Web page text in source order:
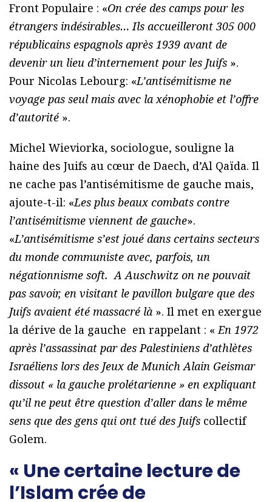
Front Populaire : «On crée des camps pour les
étrangers indésirables… Ils accueilleront 305 000
républicains espagnols après 1939 avant de
devenir un lieu d’internement pour les Juifs ».
Pour Nicolas Lebourg: «L’antisémitisme ne
voyage pas seul mais avec la xénophobie et l’offre
d’autorité ».
Michel Wieviorka, sociologue, souligne la
haine des Juifs au cœur de Daech, d’Al Qaïda. Il
ne cache pas l’antisémitisme de gauche mais,
ajoute-t-il: «Les plus beaux combats contre
l’antisémitisme viennent de gauche».
«L’antisémitisme s’est joué dans certains secteurs
du monde communiste avec, parfois, un
négationnisme soft. A Auschwitz on ne pouvait
pas savoir, en visitant le pavillon bulgare que des
Juifs avaient été massacré là ». Il met en exergue
la dérive de la gauche en rappelant : «En 1972
après l’assassinat par des Palestiniens d’athlètes
Israéliens lors des Jeux de Munich Alain Geismar
dissout « la gauche prolétarienne » en expliquant
qu’il ne peut être question d’aller dans le même
sens que des gens qui ont tué des Juifs collectif
Golem.
« Une certaine lecture de
l’Islam crée de